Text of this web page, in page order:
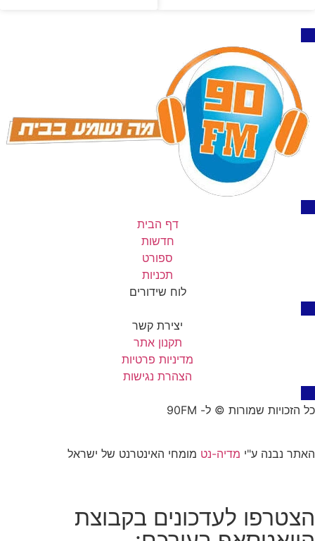
דף הבית
חדשות
ספורט
תכניות
לוח שידורים
יצירת קשר
תקנון אתר
מדיניות פרטיות
הצהרת נגישות
כל הזכויות שמורות © ל- 90FM
האתר נבנה ע"י מדיה-נט מומחי האינטרנט של ישראל
הצטרפו לעדכונים בקבוצת